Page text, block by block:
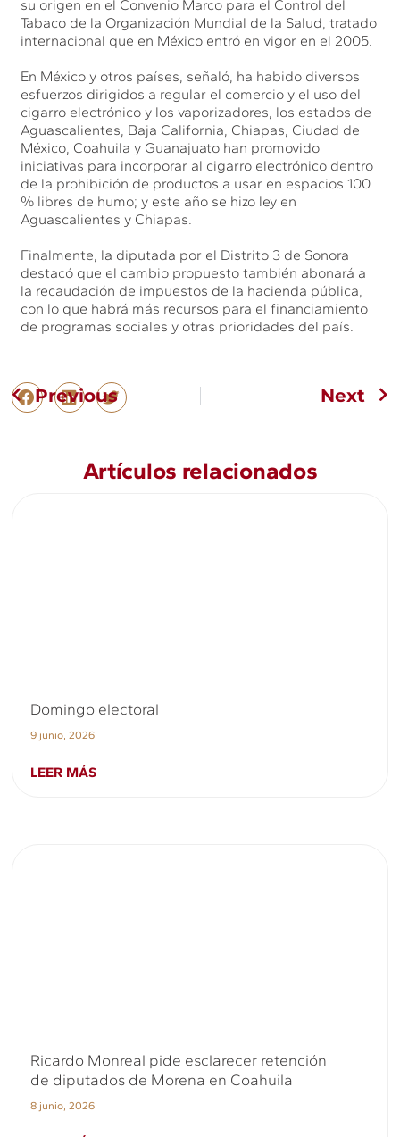
su origen en el Convenio Marco para el Control del
Tabaco de la Organización Mundial de la Salud, tratado
internacional que en México entró en vigor en el 2005.
En México y otros países, señaló, ha habido diversos
esfuerzos dirigidos a regular el comercio y el uso del
cigarro electrónico y los vaporizadores, los estados de
Aguascalientes, Baja California, Chiapas, Ciudad de
México, Coahuila y Guanajuato han promovido
iniciativas para incorporar al cigarro electrónico dentro
de la prohibición de productos a usar en espacios 100
% libres de humo; y este año se hizo ley en
Aguascalientes y Chiapas.
Finalmente, la diputada por el Distrito 3 de Sonora
destacó que el cambio propuesto también abonará a
la recaudación de impuestos de la hacienda pública,
con lo que habrá más recursos para el financiamiento
de programas sociales y otras prioridades del país.
Previous Next
Artículos relacionados
Domingo electoral
9 junio, 2026
LEER MÁS
Ricardo Monreal pide esclarecer retención
de diputados de Morena en Coahuila
8 junio, 2026